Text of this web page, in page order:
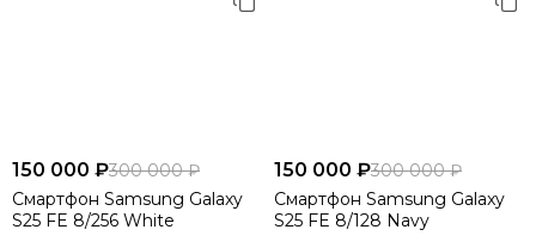
150 000 ₽300 000 ₽
Смартфон Samsung Galaxy
S25 FE 8/256 White
150 000 ₽300 000 ₽
Смартфон Samsung Galaxy
S25 FE 8/128 Navy